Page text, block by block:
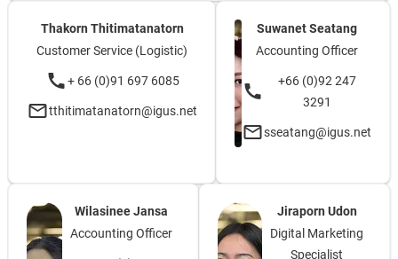
Thakorn Thitimatanatorn
Customer Service (Logistic)
+ 66 (0)91 697 6085
tthitimatanatorn@igus.net
Suwanet Seatang
Accounting Officer
+66 (0)92 247
3291
sseatang@igus.net
Wilasinee Jansa
Accounting Officer
Jiraporn Udon
Digital Marketing
Specialist